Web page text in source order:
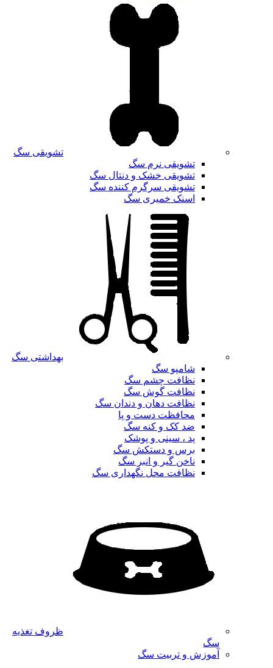
تشویقی سگ
تشویقی نرم سگ
تشویقی خشک و دنتال سگ
تشویقی سرگرم کننده سگ
اسنک خمیری سگ
بهداشتی سگ
شامپو سگ
نظافت چشم سگ
نظافت گوش سگ
نظافت دهان و دندان سگ
محافظت دست و پا
ضد کک و کنه سگ
پد ، سینی و پوشک
برس و دستکش سگ
ناخن گیر و انبر سگ
نظافت محل نگهداری سگ
ظروف تغذیه
سگ
آموزش و تربیت سگ